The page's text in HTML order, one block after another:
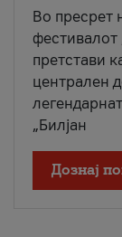
Во пресрет
фестивалот
претстави
централен
„Билјан
Дознај